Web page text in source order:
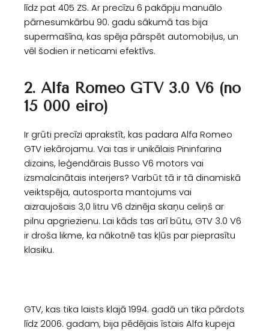
līdz pat 405 ZS. Ar precīzu 6 pakāpju manuālo
pārnesumkārbu 90. gadu sākumā tas bija
supermašīna, kas spēja pārspēt automobiļus, un
vēl šodien ir neticami efektīvs.
2. Alfa Romeo GTV 3.0 V6 (no
15 000 eiro)
Ir grūti precīzi aprakstīt, kas padara Alfa Romeo
GTV iekārojamu. Vai tas ir unikālais Pininfarina
dizains, leģendārais Busso V6 motors vai
izsmalcinātais interjers? Varbūt tā ir tā dinamiskā
veiktspēja, autosporta mantojums vai
aizraujošais 3,0 litru V6 dzinēja skaņu celiņš ar
pilnu apgriezienu. Lai kāds tas arī būtu, GTV 3.0 V6
ir droša likme, ka nākotnē tas kļūs par pieprasītu
klasiku.
GTV, kas tika laists klajā 1994. gadā un tika pārdots
līdz 2006. gadam, bija pēdējais īstais Alfa kupeja